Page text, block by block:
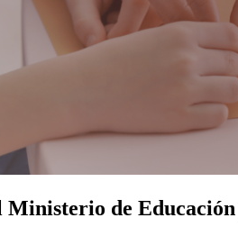
Ministerio de